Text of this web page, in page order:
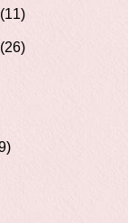
(11)
(26)